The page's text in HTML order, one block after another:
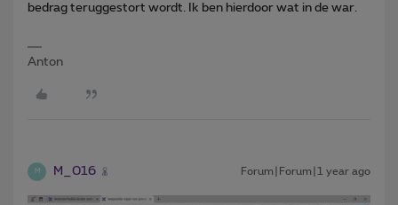
bedrag teruggestort wordt. Ik ben hierdoor wat in de war.
Anton
M M_016 Forum|Forum|1 year ago